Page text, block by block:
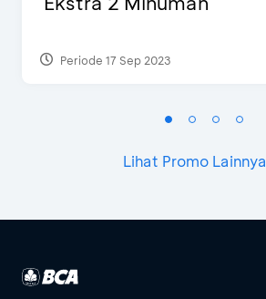
Periode 17 Sep 2023
Lihat Promo Lainnya